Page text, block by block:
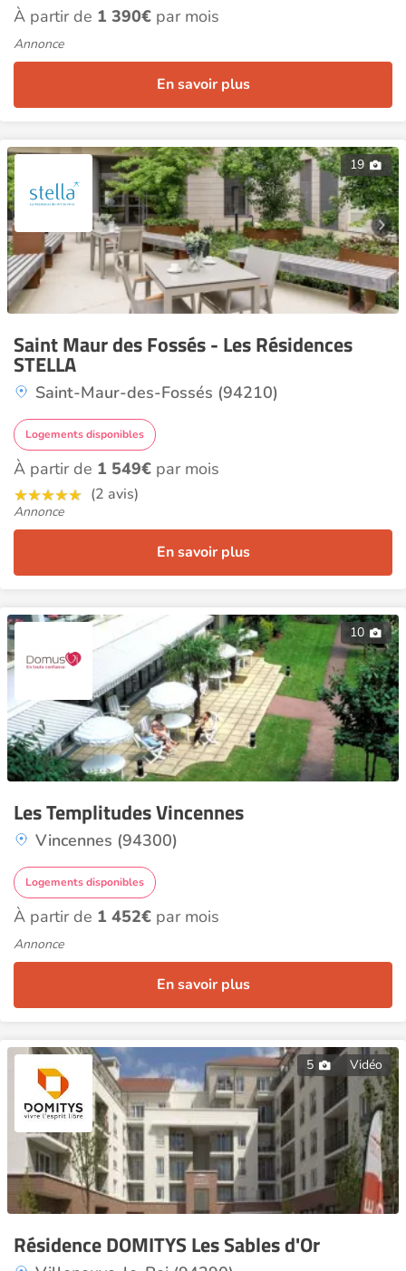
À partir de 1 390€ par mois
Annonce
En savoir plus
19
Saint Maur des Fossés - Les Résidences
STELLA
Saint-Maur-des-Fossés (94210)
Logements disponibles
À partir de 1 549€ par mois
(2 avis)
Annonce
En savoir plus
10
Les Templitudes Vincennes
Vincennes (94300)
Logements disponibles
À partir de 1 452€ par mois
Annonce
En savoir plus
5 Vidéo
Résidence DOMITYS Les Sables d'Or